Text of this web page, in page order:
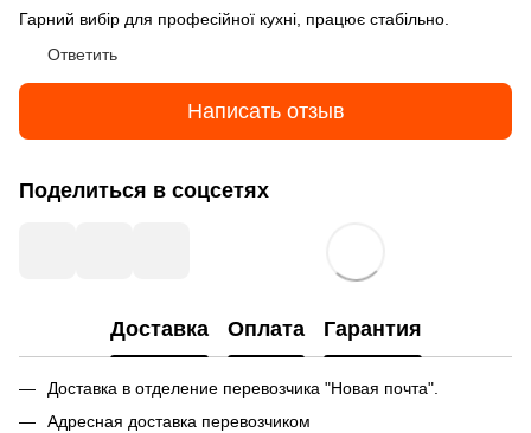
Гарний вибір для професійної кухні, працює стабільно.
Ответить
Написать отзыв
Поделиться в соцсетях
Доставка Оплата Гарантия
Доставка в отделение перевозчика "Новая почта".
Адресная доставка перевозчиком